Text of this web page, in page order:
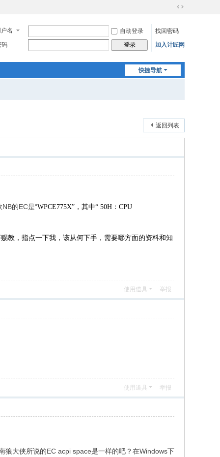
切
到
宽
名 自动登录
找回密码
码
登录 加入计匠网
快捷导航
返回列表
的EC是“WPCE775X”，其中“ 50H：CPU
教，指点一下我，该从何下手，需要哪方面的资料和知
使用道具 举报
使用道具 举报
狼大侠所说的EC acpi space是一样的吧？在Windows下